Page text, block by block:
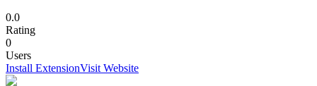
0.0
Rating
0
Users
Install ExtensionVisit Website